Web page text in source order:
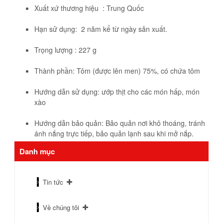
Xuất xứ thương hiệu : Trung Quốc
Hạn sử dụng: 2 năm kể từ ngày sản xuất.
Trọng lượng : 227 g
Thành phần: Tôm (được lên men) 75%, có chứa tôm
Hướng dẫn sử dụng: ướp thịt cho các món hấp, món
xào
Hướng dẫn bảo quản: Bảo quản nơi khô thoáng, tránh
ánh nắng trực tiếp, bảo quản lạnh sau khi mở nắp.
Danh mục
Tin tức
Về chúng tôi